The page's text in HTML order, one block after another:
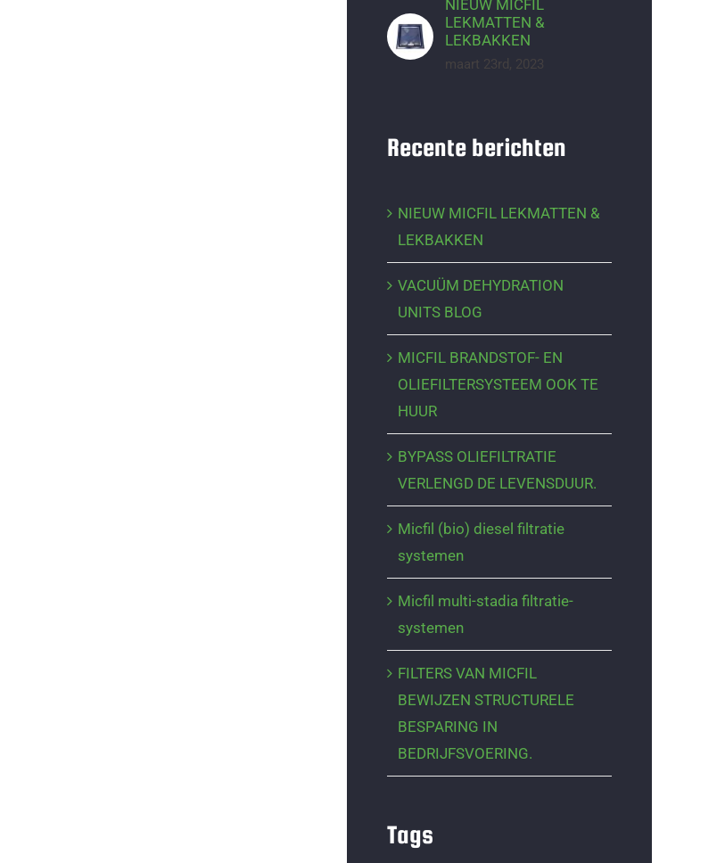
NIEUW MICFIL
LEKMATTEN &
LEKBAKKEN
maart 23rd, 2023
Recente berichten
NIEUW MICFIL LEKMATTEN &
LEKBAKKEN
VACUÜM DEHYDRATION
UNITS BLOG
MICFIL BRANDSTOF- EN
OLIEFILTERSYSTEEM OOK TE
HUUR
BYPASS OLIEFILTRATIE
VERLENGD DE LEVENSDUUR.
Micfil (bio) diesel filtratie
systemen
Micfil multi-stadia filtratie-
systemen
FILTERS VAN MICFIL
BEWIJZEN STRUCTURELE
BESPARING IN
BEDRIJFSVOERING.
Tags